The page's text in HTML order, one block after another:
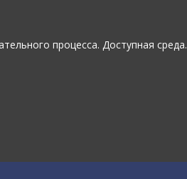
процесса. Доступная среда.